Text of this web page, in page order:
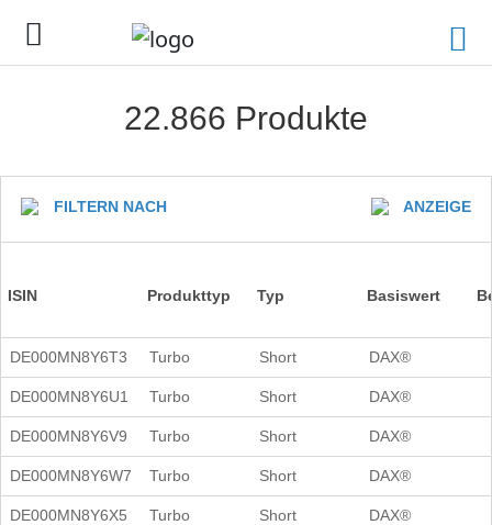
22.866 Produkte
FILTERN NACH ANZEIGE
ISIN Produkttyp Typ Basiswert
DE000MN8Y6T3 Turbo Short DAX®
DE000MN8Y6U1 Turbo Short DAX®
DE000MN8Y6V9 Turbo Short DAX®
DE000MN8Y6W7 Turbo Short DAX®
DE000MN8Y6X5 Turbo Short DAX®